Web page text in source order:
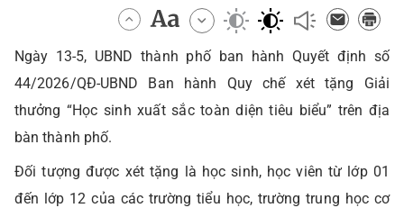
Ngày 13-5, UBND thành phố ban hành Quyết định số
44/2026/QĐ-UBND Ban hành Quy chế xét tặng Giải
thưởng “Học sinh xuất sắc toàn diện tiêu biểu” trên địa
bàn thành phố.
Đối tượng được xét tặng là học sinh, học viên từ lớp 01
đến lớp 12 của các trường tiểu học, trường trung học cơ